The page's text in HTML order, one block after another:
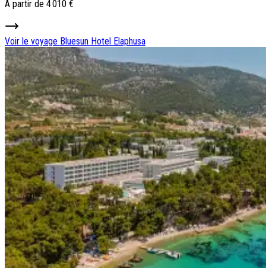
À partir de 4 010 €
Voir le voyage Bluesun Hotel Elaphusa